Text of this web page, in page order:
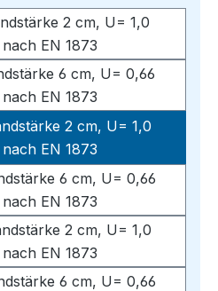
2 cm, U= 1,0
EN 1873
6 cm, U= 0,66
EN 1873
2 cm, U= 1,0
EN 1873
6 cm, U= 0,66
EN 1873
2 cm, U= 1,0
EN 1873
6 cm, U= 0,66